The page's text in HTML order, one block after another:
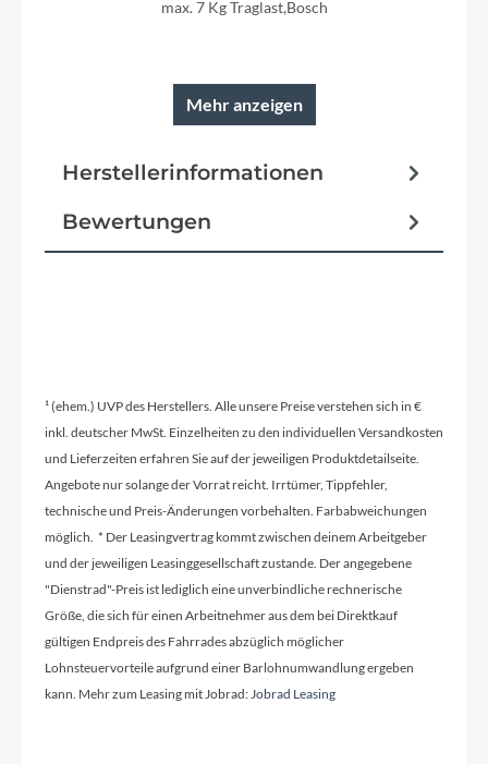
max. 7 Kg Traglast,Bosch
Mehr anzeigen
Herstellerinformationen
Bewertungen
¹ (ehem.) UVP des Herstellers. Alle unsere Preise verstehen sich in €
inkl. deutscher MwSt. Einzelheiten zu den individuellen Versandkosten
und Lieferzeiten erfahren Sie auf der jeweiligen Produktdetailseite.
Angebote nur solange der Vorrat reicht. Irrtümer, Tippfehler,
technische und Preis-Änderungen vorbehalten. Farbabweichungen
möglich. * Der Leasingvertrag kommt zwischen deinem Arbeitgeber
und der jeweiligen Leasinggesellschaft zustande. Der angegebene
"Dienstrad"-Preis ist lediglich eine unverbindliche rechnerische
Größe, die sich für einen Arbeitnehmer aus dem bei Direktkauf
gültigen Endpreis des Fahrrades abzüglich möglicher
Lohnsteuervorteile aufgrund einer Barlohnumwandlung ergeben
kann. Mehr zum Leasing mit Jobrad:Jobrad Leasing